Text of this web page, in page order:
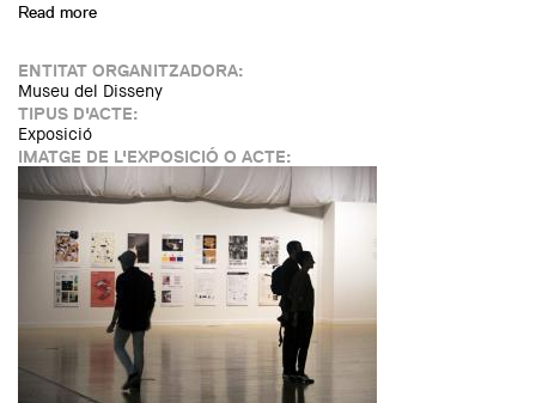
Read more
ENTITAT ORGANITZADORA:
Museu del Disseny
TIPUS D'ACTE:
Exposició
IMATGE DE L'EXPOSICIÓ O ACTE: